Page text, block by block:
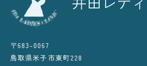
〒683-0067
鳥取県米子市東町228